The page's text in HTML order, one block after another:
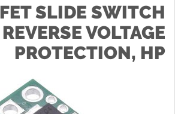
SLIDE SWITCH
VOLTAGE
PROTECTION, HP